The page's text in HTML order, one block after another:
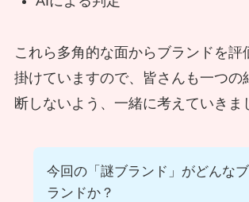
これら多角的な面からブランドを評
掛けていますので、皆さんも一つの
断しないよう、一緒に考えていきま
今回の「謎ブランド」がどんなブ
ランドか？